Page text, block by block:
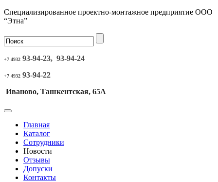
Специализированное проектно-монтажное предприятие ООО
“Этна”
+7 4932 93-94-23, 93-94-24
+7 4932 93-94-22
Иваново, Ташкентская, 65А
Главная
Каталог
Сотрудники
Новости
Отзывы
Допуски
Контакты